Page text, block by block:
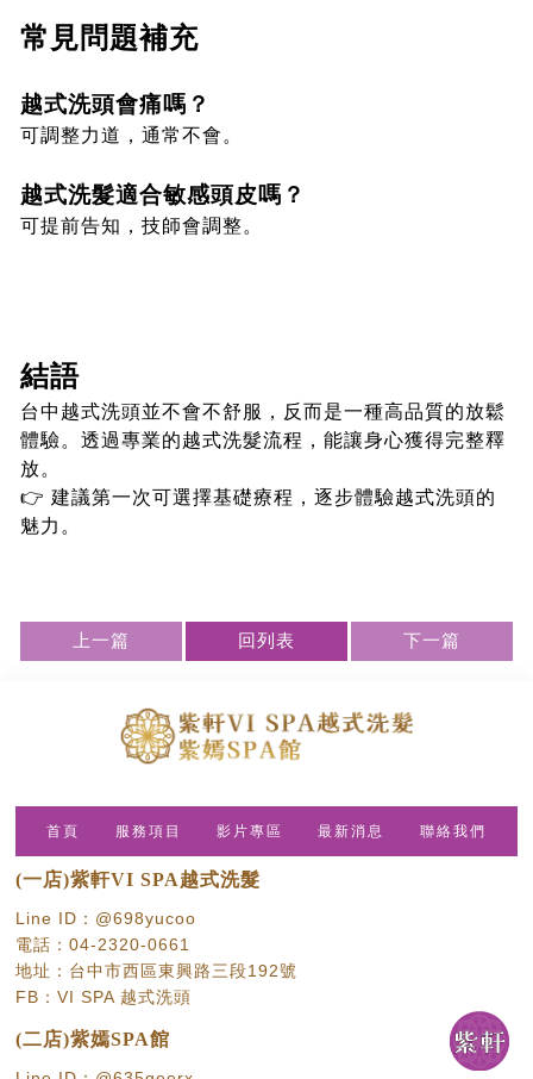
常見問題補充
越式洗頭會痛嗎？
可調整力道，通常不會。
越式洗髮適合敏感頭皮嗎？
可提前告知，技師會調整。
結語
台中越式洗頭並不會不舒服，反而是一種高品質的放鬆
體驗。透過專業的越式洗髮流程，能讓身心獲得完整釋
放。
👉 建議第一次可選擇基礎療程，逐步體驗越式洗頭的
魅力。
上一篇 回列表 下一篇
首頁 服務項目 影片專區 最新消息 聯絡我們
(一店)紫軒VI SPA越式洗髮
Line ID：@698yucoo
電話：04-2320-0661
地址：台中市西區東興路三段192號
FB：VI SPA 越式洗頭
(二店)紫嫣SPA館